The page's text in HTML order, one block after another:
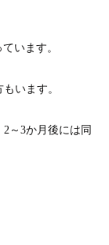
います。
います。
～3か月後には同